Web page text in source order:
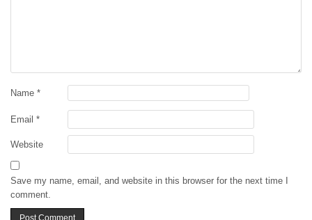
Name *
Email *
Website
Save my name, email, and website in this browser for the next time I
comment.